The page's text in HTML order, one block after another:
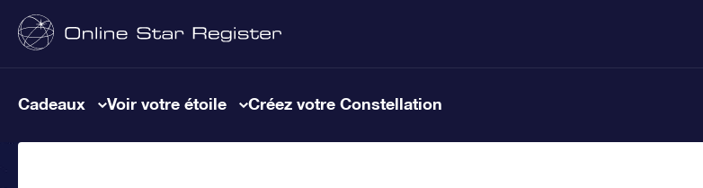
Cadeaux Voir votre étoile Créez votre Constellation